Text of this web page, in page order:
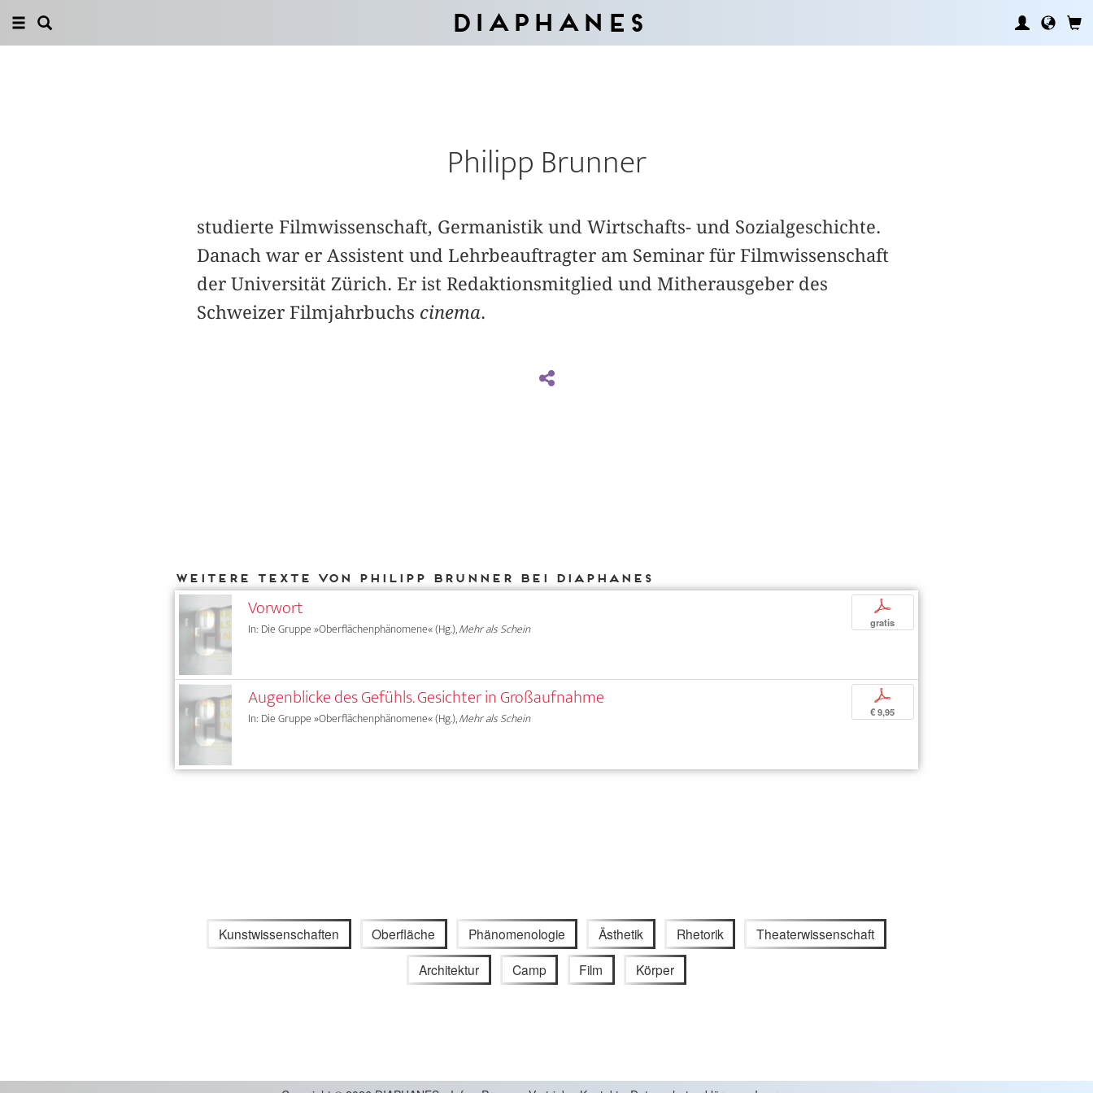
Diaphanes
Philipp Brunner
studierte Filmwissenschaft, Germanistik und Wirtschafts- und Sozialgeschichte.
Danach war er Assistent und Lehrbeauftragter am Seminar für Filmwissenschaft
der Universität Zürich. Er ist Redaktionsmitglied und Mitherausgeber des
Schweizer Filmjahrbuchs cinema.
Weitere Texte von Philipp Brunner bei DIAPHANES
Vorwort
In: Die Gruppe »Oberflächenphänomene« (Hg.),Mehr als Schein
p
gratis
Augenblicke des Gefühls. Gesichter in Großaufnahme
In: Die Gruppe »Oberflächenphänomene« (Hg.),Mehr als Schein
p
€ 9,95
Kunstwissenschaften Oberfläche Phänomenologie Ästhetik Rhetorik Theaterwissenschaft
Architektur Camp Film Körper